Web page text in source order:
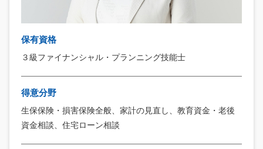
保有資格
３級ファイナンシャル・プランニング技能士
得意分野
生保保険・損害保険全般、家計の見直し、教育資金・老後
資金相談、住宅ローン相談